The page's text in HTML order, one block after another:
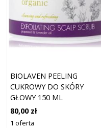
BIOLAVEN PEELING
CUKROWY DO SKÓRY
GŁOWY 150 ML
80,00 zł
1 oferta